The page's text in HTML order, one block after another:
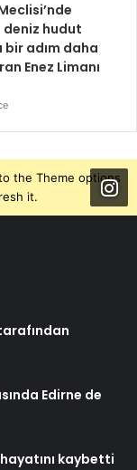
deniz hudut
bir adım daha
Enez Limanı
the Theme options
it.
Edirne de
kaybetti